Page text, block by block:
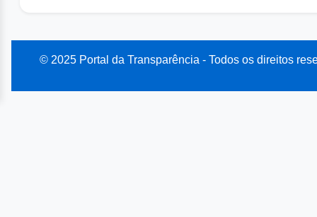
© 2025 Portal da Transparência - Todos os direitos